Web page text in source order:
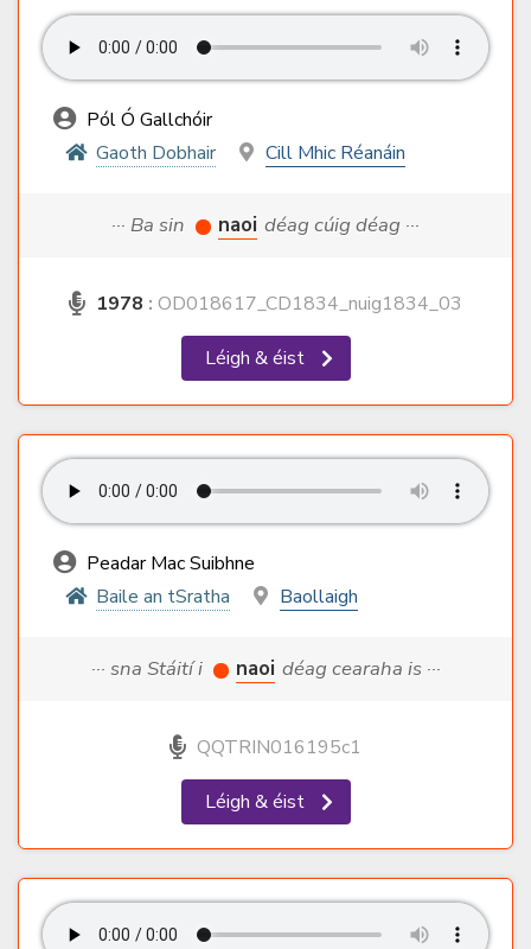
Pól Ó Gallchóir
Gaoth Dobhair
Cill Mhic Réanáin
··· Ba sin naoi déag cúig déag ···
1978 : OD018617_CD1834_nuig1834_03
Léigh & éist
Peadar Mac Suibhne
Baile an tSratha
Baollaigh
··· sna Stáití i naoi déag cearaha is ···
QQTRIN016195c1
Léigh & éist